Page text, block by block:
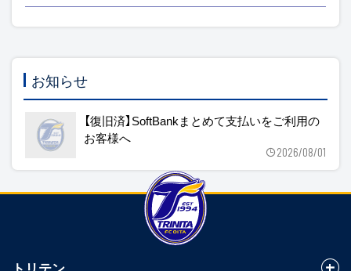
お知らせ
【復旧済】SoftBankまとめて支払いをご利用の
お客様へ
2026/08/01